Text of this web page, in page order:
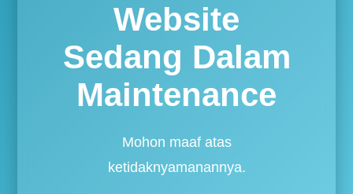
Website
Sedang Dalam
Maintenance
Mohon maaf atas
ketidaknyamanannya.